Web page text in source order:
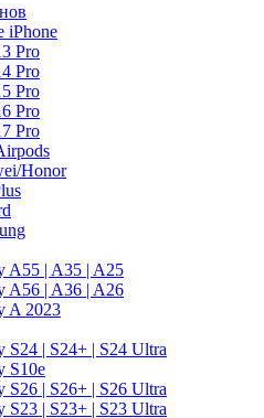
iPhone
Pro
Pro
Pro
Pro
Pro
Honor
A55 | A35 | A25
A56 | A36 | A26
A 2023
S24 | S24+ | S24 Ultra
S10e
S26 | S26+ | S26 Ultra
S23 | S23+ | S23 Ultra